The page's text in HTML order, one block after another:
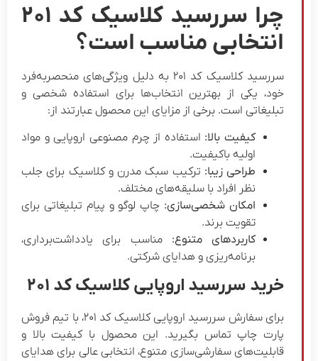
چرا سررسید کلاسیک کد ۲۰۱
مناسب است؟
سررسید کلاسیک کد ۲۰۱ به دلیل ویژگی‌های منحصر‌به‌فرد
یکی از بهترین انتخاب‌ها برای استفاده شخصی و
است. برخی از مزایای این محصول عبارتند از:
کیفیت بالا:استفاده از چرم مصنوعی اروپایی و مواد
اولیه باکیفیت.
طراحی زیبا:ترکیب سبک مدرن و کلاسیک برای جلب
نظر افراد با سلیقه‌های مختلف.
امکان شخصی‌سازی:چاپ لوگو و پیام تبلیغاتی برای
تقویت برند.
کاربردهای متنوع:
مناسب برای یادداشت‌برداری،
برنامه‌ریزی و هدایای شرکتی.
سررسید اروپایی کلاسیک کد ۲۰۱
برای سفارش سررسید اروپایی کلاسیک کد ۲۰۱، با تیم فروش
چاپ تماس بگیرید. این محصول با کیفیت بالا و
سفارشی‌سازی متنوع، انتخابی عالی برای هدایای